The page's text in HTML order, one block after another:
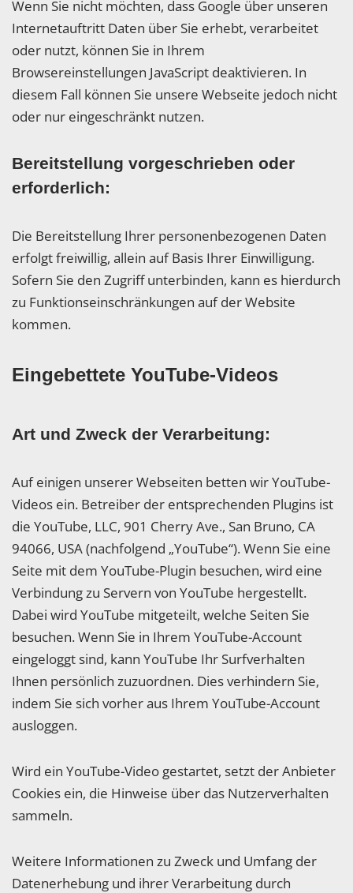
Wenn Sie nicht möchten, dass Google über unseren
Internetauftritt Daten über Sie erhebt, verarbeitet
oder nutzt, können Sie in Ihrem
Browsereinstellungen JavaScript deaktivieren. In
diesem Fall können Sie unsere Webseite jedoch nicht
oder nur eingeschränkt nutzen.
Bereitstellung vorgeschrieben oder
erforderlich:
Die Bereitstellung Ihrer personenbezogenen Daten
erfolgt freiwillig, allein auf Basis Ihrer Einwilligung.
Sofern Sie den Zugriff unterbinden, kann es hierdurch
zu Funktionseinschränkungen auf der Website
kommen.
Eingebettete YouTube-Videos
Art und Zweck der Verarbeitung:
Auf einigen unserer Webseiten betten wir YouTube-
Videos ein. Betreiber der entsprechenden Plugins ist
die YouTube, LLC, 901 Cherry Ave., San Bruno, CA
94066, USA (nachfolgend „YouTube“). Wenn Sie eine
Seite mit dem YouTube-Plugin besuchen, wird eine
Verbindung zu Servern von YouTube hergestellt.
Dabei wird YouTube mitgeteilt, welche Seiten Sie
besuchen. Wenn Sie in Ihrem YouTube-Account
eingeloggt sind, kann YouTube Ihr Surfverhalten
Ihnen persönlich zuzuordnen. Dies verhindern Sie,
indem Sie sich vorher aus Ihrem YouTube-Account
ausloggen.
Wird ein YouTube-Video gestartet, setzt der Anbieter
Cookies ein, die Hinweise über das Nutzerverhalten
sammeln.
Weitere Informationen zu Zweck und Umfang der
Datenerhebung und ihrer Verarbeitung durch